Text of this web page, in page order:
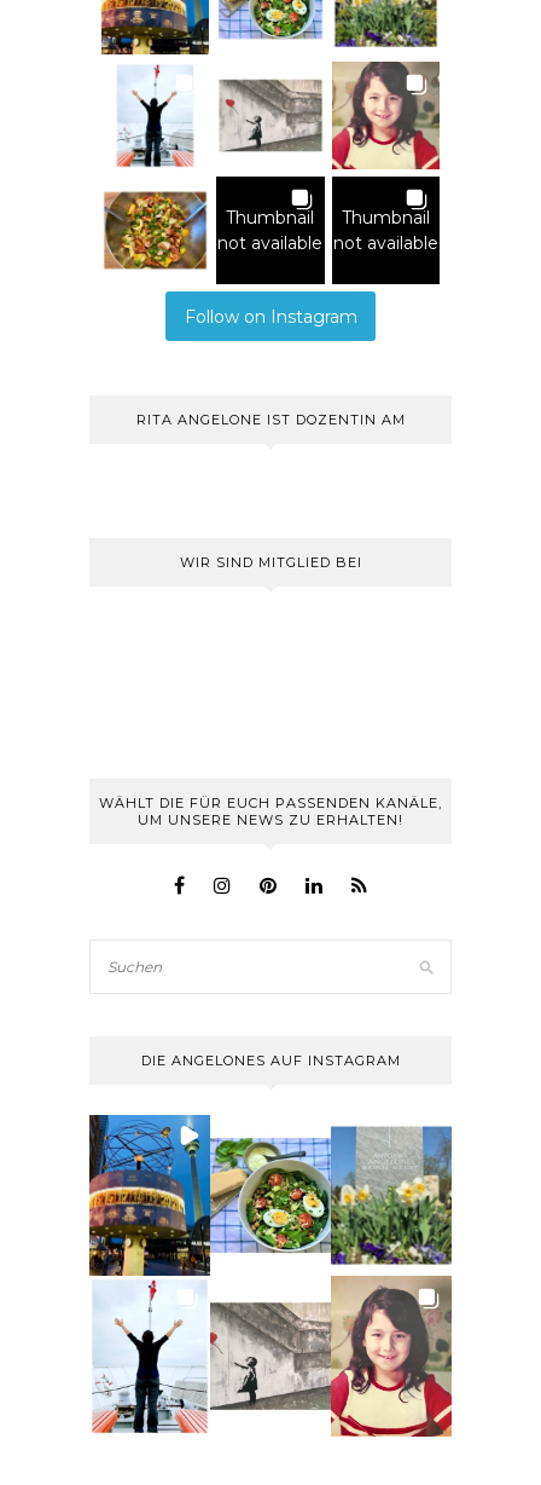
Thumbnail
not available
Thumbnail
not available
Follow on Instagram
RITA ANGELONE IST DOZENTIN AM
WIR SIND MITGLIED BEI
WÄHLT DIE FÜR EUCH PASSENDEN KANÄLE,
UM UNSERE NEWS ZU ERHALTEN!
DIE ANGELONES AUF INSTAGRAM